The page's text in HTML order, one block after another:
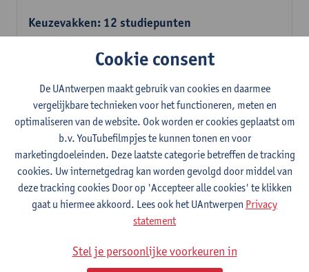
Keuzevakken: 12 studiepunten
Keuzevakken cluster communicatiewetenschappen
Consumer Psychology
2E SEM
studiepunten
Lesgever(s):
Katrien Maldoy Konrad Rudnicki
Journalistiek en crossmedialiteit
1E SEM
studiepunten
Lesgever(s):
Steve Paulussen
Interne Communicatie
1E SEM
6studiepunten
Charlotte De Backer
Keuzevakken cluster opleidings- en onderwijswetenschappen
Cookie consent
De UAntwerpen maakt gebruik van cookies en daarmee
vergelijkbare technieken voor het functioneren, meten en
optimaliseren van de website. Ook worden er cookies geplaatst om
b.v. YouTubefilmpjes te kunnen tonen en voor
marketingdoeleinden. Deze laatste categorie betreffen de tracking
cookies. Uw internetgedrag kan worden gevolgd door middel van
deze tracking cookies Door op 'Accepteer alle cookies' te klikken
gaat u hiermee akkoord. Lees ook het UAntwerpen Privacy
statement
Stel je persoonlijke voorkeuren in